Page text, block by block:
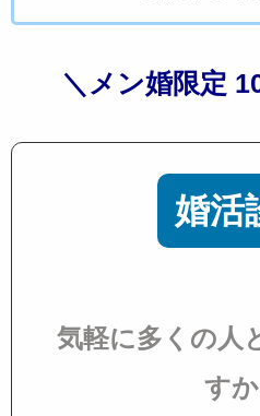
＼メン婚限定
婚活
気軽に多くの人
すか